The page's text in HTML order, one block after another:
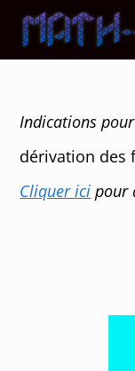
content
Indications
dérivation des
Cliquer ici pour